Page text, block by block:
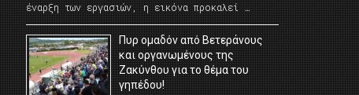
έναρξη των εργασιών, η εικόνα προκαλεί …
Πυρ ομαδόν από Βετεράνους
και οργανωμένους της
Ζακύνθου για το θέμα του
γηπέδου!